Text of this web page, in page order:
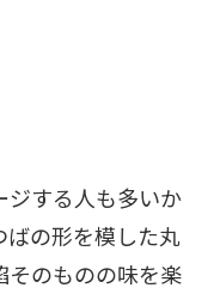
ジする人も多いか
の形を模した丸
そのものの味を楽